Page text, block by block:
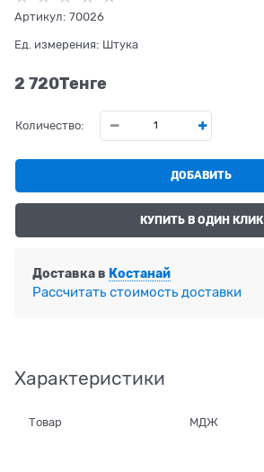
Артикул: 70026
Ед. измерения: Штука
2 720Tенге
Количество:
ДОБАВИТЬ
КУПИТЬ В ОДИН КЛИК
Доставка в Костанай
Рассчитать стоимость доставки
Характеристики
Товар МДЖ